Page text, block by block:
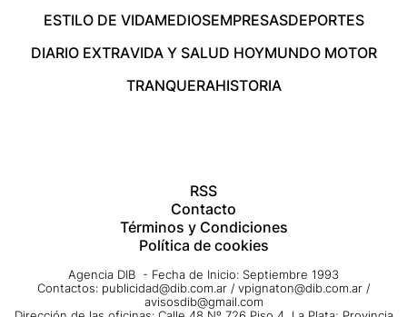
ESTILO DE VIDAMEDIOSEMPRESASDEPORTES
DIARIO EXTRAVIDA Y SALUD HOYMUNDO MOTOR
TRANQUERAHISTORIA
RSS
Contacto
Términos y Condiciones
Política de cookies
Agencia DIB - Fecha de Inicio: Septiembre 1993
Contactos: publicidad@dib.com.ar / vpignaton@dib.com.ar /
avisosdib@gmail.com